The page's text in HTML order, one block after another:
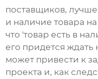
поставщиков, лучше
и наличие товара
что 'товар есть в
его придется ждать
может привести к
проекта и, как